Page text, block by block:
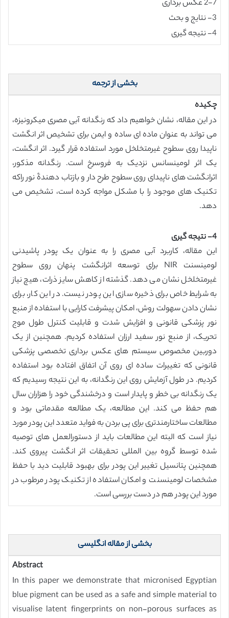
2-7 عکس برداری
3- نتایج و بحث
4- نتیجه گیری
بخشی از ترجمه
چکیده
در این مقاله، نشان خواهیم داد که رنگدانه آبی مصری میکرونیزه،
می تواند به عنوان ماده ای ساده و ایمن برای تشخیص اثر انگشت
ناپیدا روی سطوح غیرمتخلخل مورد استفاده قرار گیرد. اثر انگشت،
یک اثر لومینسانس نزدیک به فروسرخ است. رنگدانه مذکور،
اثرانگشت های ناپیدای روی سطوح طرح دار و بازتاب دهندۀ نور راکه
تکنیک های موجود را با مشکل مواجه کرده است، تشخیص می
دهد.
4- نتیجه گیری
این مقاله، کاربرد آبی مصری را به عنوان یک پودر پاشیدنی
لومینسنت NIR برای توسعه اثرانگشت پنهان روی سطوح
غیرمتخلخل نشان می دهد. گذشته از کاهش سایز ذرات، هیچ نیاز
به شرایط خاص برای ذخیره سازی این پودر نیست. در این کار، برای
نشان دادن سهولت روش، امکان پیشرفت کارایی با استفاده از منبع
نور پزشکی قانونی و افزایش شدت و قابلیت کنترل طول موج
تحریک، از منبع نور سفید ارزان استفاده کردیم. همچنین از یک
دوربین مخصوص سیستم های عکس برداری تخصصی پزشکی
قانونی که تغییرات ساده ای روی آن اتفاق افتاده بود استفاده
کردیم. در طول آزمایش روی این رنگدانه، به این نتیجه رسیدیم که
یک رنگدانه بی خطر و پایدار است و درخشندگی خود را هزاران سال
هم حفظ می کند. این مطالعه، یک مطالعه مقدماتی بود و
مطالعات ساختارمندتری برای پی بردن به فواید متعدد این پودر مورد
نیاز است که البته این مطالعات باید از دستورالعمل های توصیه
شده توسط گروه بین المللی تحقیقات اثر انگشت پیروی کند.
همچنین پتانسیل تغییر این پودر برای بهبود قابلیت دید با حفظ
مشخصات لومینسنت و امکان استفاده از تکنیک پودر مرطوب در
مورد این پودر هم در دست بررسی است.
بخشی از مقاله انگلیسی
Abstract
In this paper we demonstrate that micronised Egyptian
blue pigment can be used as a safe and simple material to
visualise latent fingerprints on non-porous surfaces as